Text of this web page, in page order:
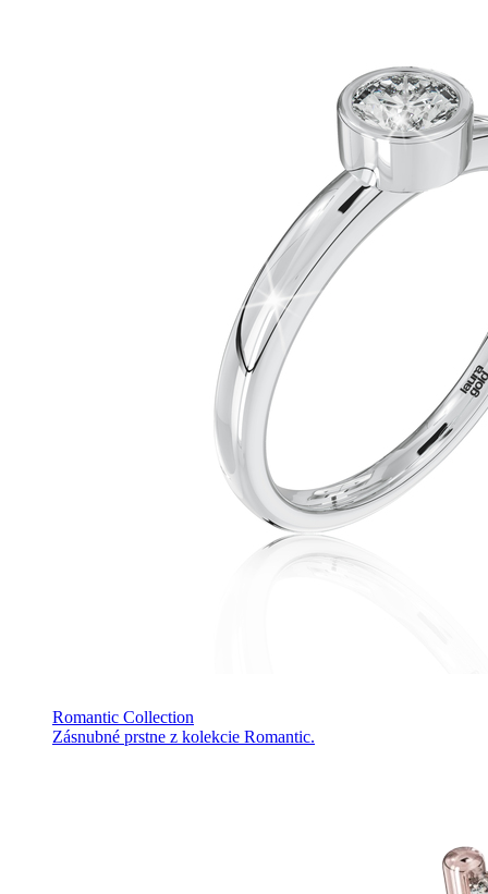
Romantic Collection
Zásnubné prstne z kolekcie Romantic.